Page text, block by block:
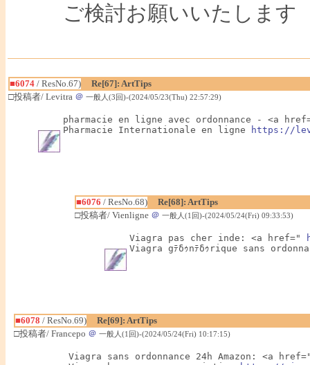
ご検討お願いいたします
■6074 / ResNo.67)
Re[67]: ArtTips
□投稿者/ Levitra ＠ 一般人(3回)-(2024/05/23(Thu) 22:57:29)
pharmacie en ligne avec ordonnance - <a
Pharmacie Internationale en ligne
https://
■6076 / ResNo.68)
Re[68]: ArtTips
□投稿者/ Vienligne ＠ 一般人(1回)-(2024/05/24(Fri) 09:33:53)
Viagra pas cher inde: <a href="
Viagra gﾃδｩnﾃδｩrique sans
■6078 / ResNo.69)
Re[69]: ArtTips
□投稿者/ Francepo ＠ 一般人(1回)-(2024/05/24(Fri) 10:17:15)
Viagra sans ordonnance 24h Amazon: <a